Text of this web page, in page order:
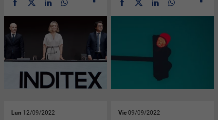
Lun 12/09/2022 Vie 09/09/2022